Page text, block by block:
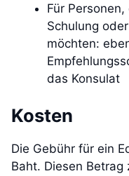
Für
Schulung
möchten:
das Konsulat
Kosten
Die Gebühr für ein
Baht. Diesen